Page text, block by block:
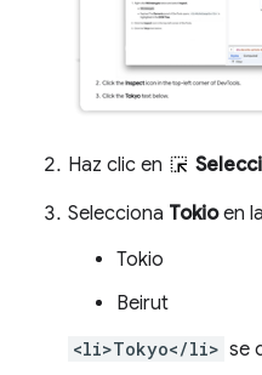
Haz clic en
Selecciona Tokioen
Tokio
Beirut
<li>Tokyo</li> se